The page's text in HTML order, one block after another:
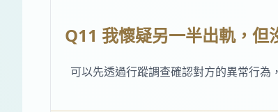
Q11 我懷疑另一半出軌，但
可以先透過行蹤調查確認對方的異常行為